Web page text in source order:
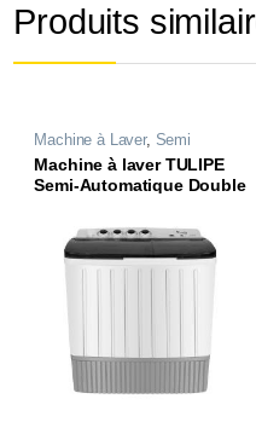
Produits
Machine à Laver, Semi
automatique
Machine à laver TULIPE
Semi-Automatique Double